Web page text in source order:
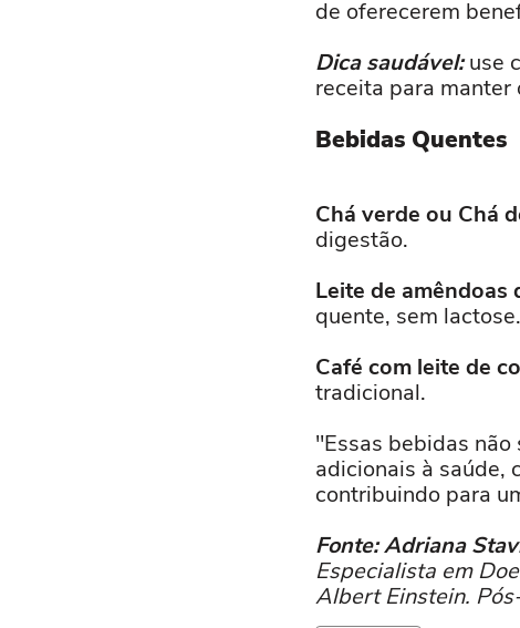
de oferecerem
Dica saudável:use
receita para
Bebidas Quentes
Chá verde ou Chá
digestão.
Leite de amêndoas
quente, sem lactose.
Café com leite de
tradicional.
"Essas bebidas
adicionais à saúde,
contribuindo para
Fonte: Adriana
Especialista em
Albert Einstein.